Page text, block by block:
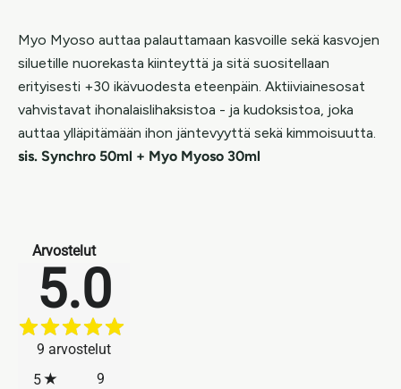
Myo Myoso auttaa palauttamaan kasvoille sekä kasvojen
siluetille nuorekasta kiinteyttä ja sitä suositellaan
erityisesti +30 ikävuodesta eteenpäin. Aktiiviainesosat
vahvistavat ihonalaislihaksistoa - ja kudoksistoa, joka
auttaa ylläpitämään ihon jäntevyyttä sekä kimmoisuutta.
sis. Synchro 50ml + Myo Myoso 30ml
Arvostelut
5.0
9 arvostelut
5
9